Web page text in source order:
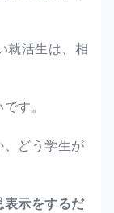
就活生は、相
す。
どう学生が
示をするだ